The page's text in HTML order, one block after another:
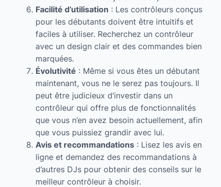
Facilité d’utilisation : Les contrôleurs conçus
pour les débutants doivent être intuitifs et
faciles à utiliser. Recherchez un contrôleur
avec un design clair et des commandes bien
marquées.
Évolutivité : Même si vous êtes un débutant
maintenant, vous ne le serez pas toujours. Il
peut être judicieux d’investir dans un
contrôleur qui offre plus de fonctionnalités
que vous n’en avez besoin actuellement, afin
que vous puissiez grandir avec lui.
Avis et recommandations : Lisez les avis en
ligne et demandez des recommandations à
d’autres DJs pour obtenir des conseils sur le
meilleur contrôleur à choisir.